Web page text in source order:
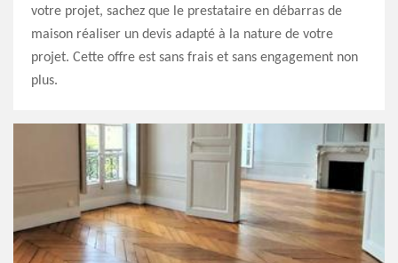
votre projet, sachez que le prestataire en débarras de
maison réaliser un devis adapté à la nature de votre
projet. Cette offre est sans frais et sans engagement non
plus.